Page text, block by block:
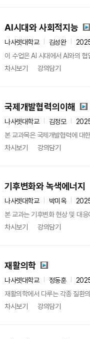
AI시대와 사회적지능
나사렛대학교 김성완
이 수업은 AI 시대에서 AI와의
차시보기
강의담기
국제개발협력의이해
나사렛대학교 김정모
본 교과목은 국제개발협력에 대
차시보기
강의담기
기후변화와 녹색에너지
나사렛대학교 박미옥
본 교과는 기후변화 현상 및 대
차시보기
강의담기
재활의학
나사렛대학교 정동훈
재활의학에서 다루는 각종 질환
차시보기
강의담기